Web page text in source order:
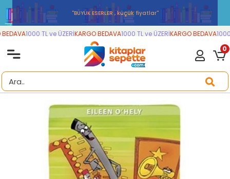
''BÜYÜK ESERLER , küçük fiyatlar''
1000 TL ve ÜZERİKARGO BEDAVA1000 TL ve ÜZERİKARGO BEDAVA1000
0